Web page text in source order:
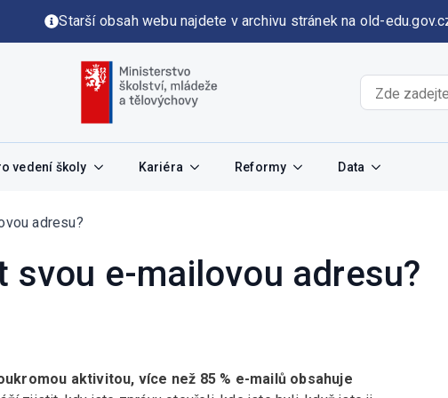
Starší obsah webu najdete v archivu stránek na old-
vedení školy Kariéra Reformy Data
adresu?
svou e-mailovou adresu?
aktivitou, více než 85 % e-mailů obsahuje